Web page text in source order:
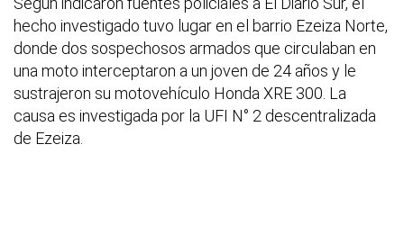
hecho investigado tuvo lugar en el barrio Ezeiza Norte,
donde dos sospechosos armados que circulaban en
una moto interceptaron a un joven de 24 años y le
sustrajeron su motovehículo Honda XRE 300. La
causa es investigada por la UFI N° 2 descentralizada
de Ezeiza.